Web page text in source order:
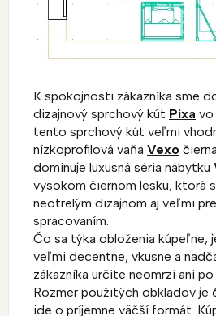
K spokojnosti zákazníka sme
dizajnový sprchový kút Pixa vo
tento sprchový kút veľmi
nízkoprofilová vaňa Vexo čierna
dominuje luxusná séria nábytku
vysokom čiernom lesku, ktorá
neotrelým dizajnom aj veľmi
spracovaním.
Čo sa týka obloženia kúpeľne,
veľmi decentne, vkusne a
zákazníka určite neomrzí ani
Rozmer použitých obkladov je
ide o príjemne väčší formát.